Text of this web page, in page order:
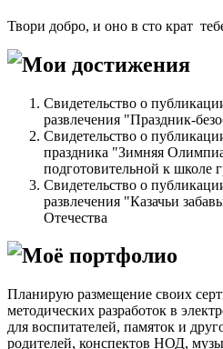
Твори добро, и оно в сто крат
Мои достижения
Свидетельство о
развлечения "Праздник-
Свидетельство о
праздника "Зимняя
подготовительной к школе
Свидетельство о
развлечения "Казачьи
Отечества
Моё портфолио
Планирую размещение своих
методических разработок в
для воспитателей, памяток и
родителей, конспектов НОД,